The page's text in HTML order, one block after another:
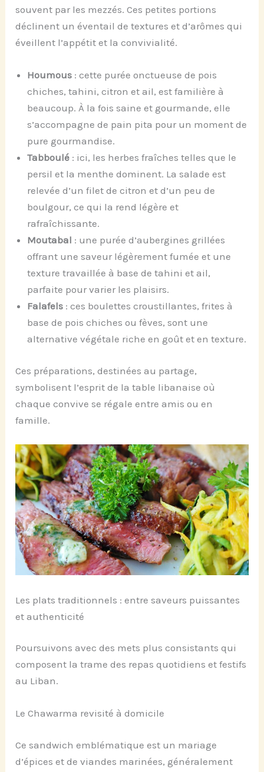
souvent par les mezzés. Ces petites portions
déclinent un éventail de textures et d’arômes qui
éveillent l’appétit et la convivialité.
Houmous : cette purée onctueuse de pois
chiches, tahini, citron et ail, est familière à
beaucoup. À la fois saine et gourmande, elle
s’accompagne de pain pita pour un moment de
pure gourmandise.
Tabboulé : ici, les herbes fraîches telles que le
persil et la menthe dominent. La salade est
relevée d’un filet de citron et d’un peu de
boulgour, ce qui la rend légère et
rafraîchissante.
Moutabal : une purée d’aubergines grillées
offrant une saveur légèrement fumée et une
texture travaillée à base de tahini et ail,
parfaite pour varier les plaisirs.
Falafels : ces boulettes croustillantes, frites à
base de pois chiches ou fèves, sont une
alternative végétale riche en goût et en texture.
Ces préparations, destinées au partage,
symbolisent l’esprit de la table libanaise où
chaque convive se régale entre amis ou en
famille.
Les plats traditionnels : entre saveurs puissantes
et authenticité
Poursuivons avec des mets plus consistants qui
composent la trame des repas quotidiens et festifs
au Liban.
Le Chawarma revisité à domicile
Ce sandwich emblématique est un mariage
d’épices et de viandes marinées, généralement